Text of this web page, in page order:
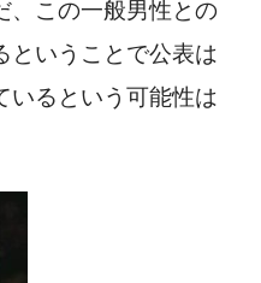
、この一般男性との
ということで公表は
いるという可能性は